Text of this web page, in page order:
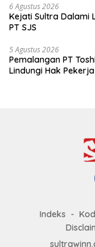
6 Agustus 2026
Kejati Sultra Dalami
PT SJS
5 Agustus 2026
Pemalangan PT
Lindungi Hak Pekerja
Indeks